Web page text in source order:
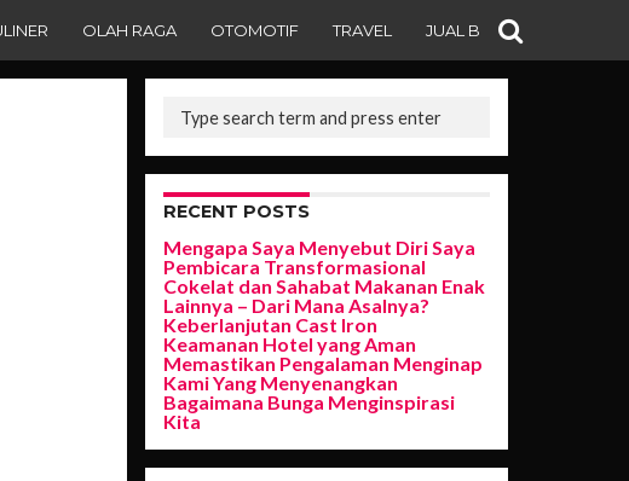
OLAH RAGA OTOMOTIF TRAVEL JUAL BELI
RECENT POSTS
Mengapa Saya Menyebut Diri Saya
Pembicara Transformasional
Cokelat dan Sahabat Makanan Enak
Lainnya – Dari Mana Asalnya?
Keberlanjutan Cast Iron
Keamanan Hotel yang Aman
Memastikan Pengalaman Menginap
Kami Yang Menyenangkan
Bagaimana Bunga Menginspirasi
Kita